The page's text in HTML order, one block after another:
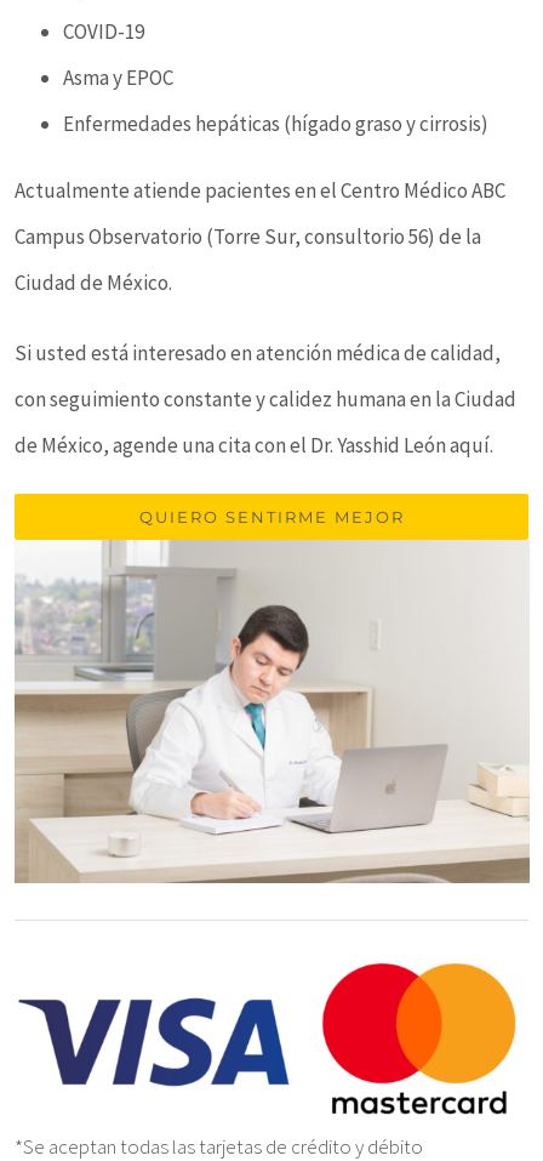
COVID-19
Asma y EPOC
Enfermedades hepáticas (hígado graso y cirrosis)
Actualmente atiende pacientes en el Centro Médico ABC
Campus Observatorio (Torre Sur, consultorio 56) de la
Ciudad de México.
Si usted está interesado en atención médica de calidad,
con seguimiento constante y calidez humana en la Ciudad
de México, agende una cita con el Dr. Yasshid León aquí.
QUIERO SENTIRME MEJOR
*Se aceptan todas las tarjetas de crédito y débito